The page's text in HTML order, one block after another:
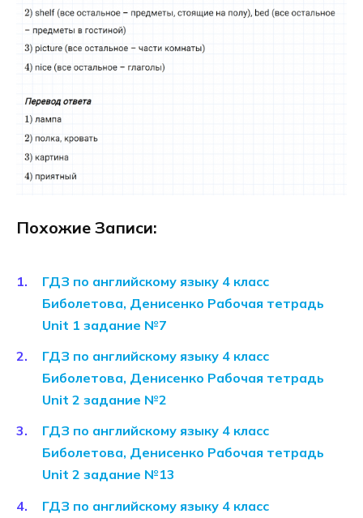
Похожие Записи:
ГДЗ по английскому языку 4 класс
Биболетова, Денисенко Рабочая тетрадь
Unit 1 задание №7
ГДЗ по английскому языку 4 класс
Биболетова, Денисенко Рабочая тетрадь
Unit 2 задание №2
ГДЗ по английскому языку 4 класс
Биболетова, Денисенко Рабочая тетрадь
Unit 2 задание №13
ГДЗ по английскому языку 4 класс